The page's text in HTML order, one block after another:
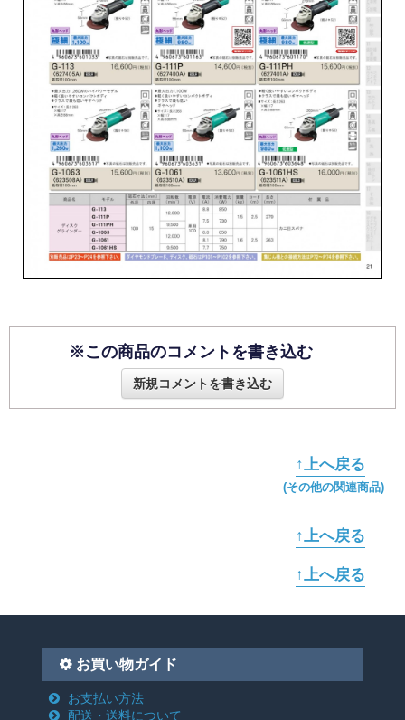
※この商品のコメントを書き込む
新規コメントを書き込む
↑上へ戻る
(その他の関連商品)
↑上へ戻る
↑上へ戻る
お買い物ガイド
お支払い方法
配送・送料について